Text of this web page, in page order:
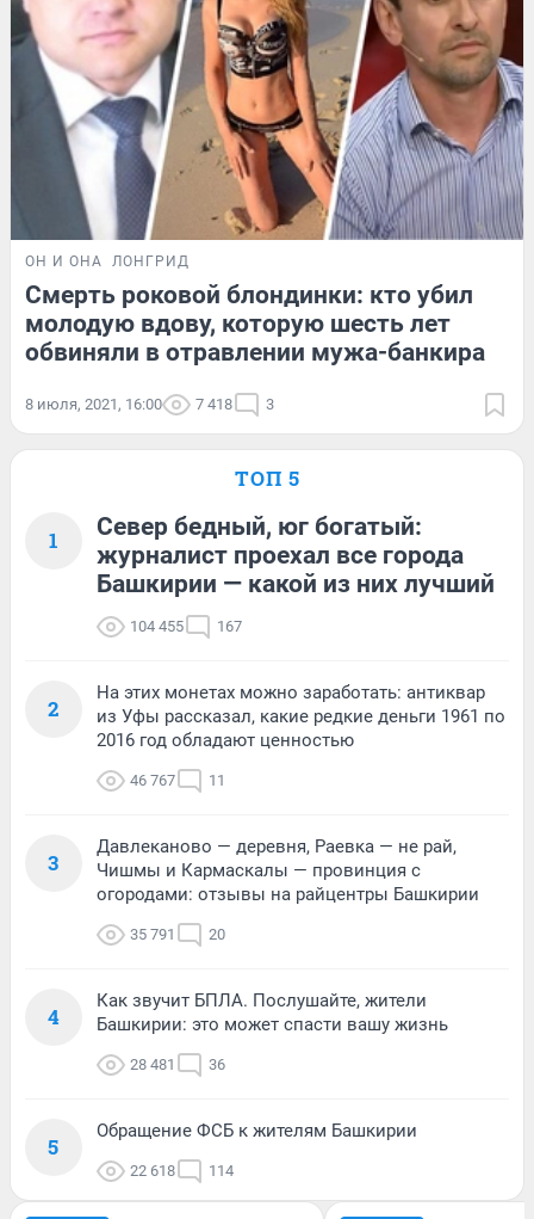
ОН И ОНА ЛОНГРИД
Смерть роковой блондинки: кто убил
молодую вдову, которую шесть лет
обвиняли в отравлении мужа-банкира
8 июля, 2021, 16:00 7 418 3
ТОП 5
1
Север бедный, юг богатый:
журналист проехал все города
Башкирии — какой из них лучший
104 455 167
2
На этих монетах можно заработать: антиквар
из Уфы рассказал, какие редкие деньги 1961 по
2016 год обладают ценностью
46 767 11
3
Давлеканово — деревня, Раевка — не рай,
Чишмы и Кармаскалы — провинция с
огородами: отзывы на райцентры Башкирии
35 791 20
4
Как звучит БПЛА. Послушайте, жители
Башкирии: это может спасти вашу жизнь
28 481 36
5
Обращение ФСБ к жителям Башкирии
22 618 114